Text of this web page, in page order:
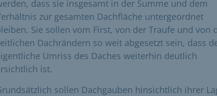
dass sie insgesamt in der Summe und dem
zur gesamten Dachfläche untergeordnet
Sie sollen vom First, von der Traufe und von
Dachrändern so weit abgesetzt sein, dass
Umriss des Daches weiterhin deutlich
ist.
sollen Dachgauben hinsichtlich ihrer